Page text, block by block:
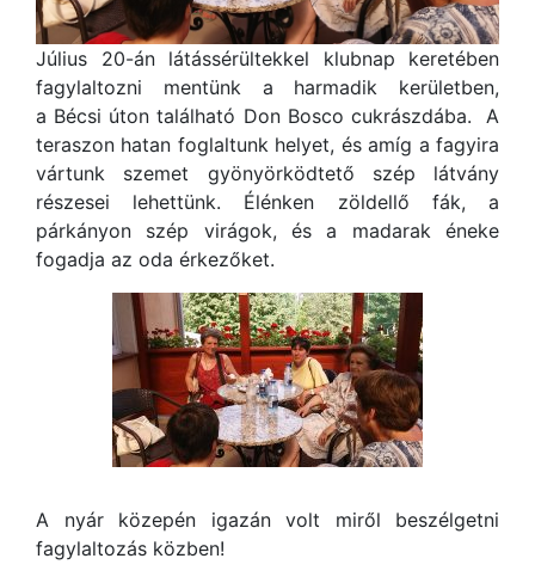
Július 20-án látássérültekkel klubnap keretében
fagylaltozni mentünk a harmadik kerületben,
a Bécsi úton található Don Bosco cukrászdába. A
teraszon hatan foglaltunk helyet, és amíg a fagyira
vártunk szemet gyönyörködtető szép látvány
részesei lehettünk. Élénken zöldellő fák, a
párkányon szép virágok, és a madarak éneke
fogadja az oda érkezőket.
A nyár közepén igazán volt miről beszélgetni
fagylaltozás közben!